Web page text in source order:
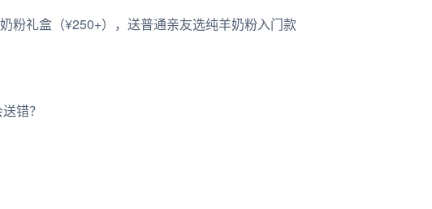
粉礼盒（¥250+），送普通亲友选纯羊奶粉入门款
错？